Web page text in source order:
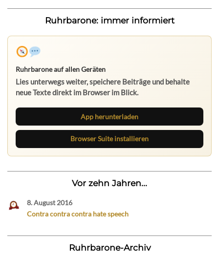
Ruhrbarone: immer informiert
Ruhrbarone auf allen Geräten
Lies unterwegs weiter, speichere Beiträge und behalte
neue Texte direkt im Browser im Blick.
App herunterladen
Browser Suite installieren
Vor zehn Jahren...
8. August 2016
Contra contra contra hate speech
Ruhrbarone-Archiv